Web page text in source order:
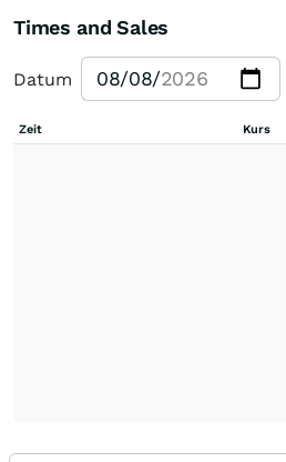
Times and Sales
Datum
Zeit Kurs